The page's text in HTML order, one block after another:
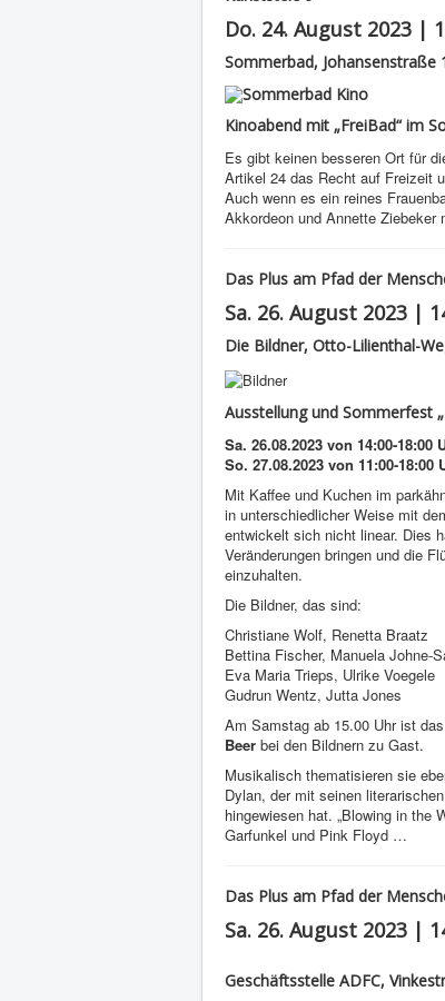
Do. 24. August 2023 |
Sommerbad,
Kinoabend mit „FreiBad“ im
Es gibt keinen besseren Ort für
Artikel 24 das Recht auf Freizeit
Auch wenn es ein reines
Akkordeon und Annette Ziebeker
Das Plus am Pfad der
Sa. 26. August 2023 |
Die Bildner, Otto-Lilienthal-
Ausstellung und Sommerfest
Sa. 26.08.2023 von 14:00-18:00
So. 27.08.2023 von 11:00-18:00
Mit Kaffee und Kuchen im
in unterschiedlicher Weise mit
entwickelt sich nicht linear. Dies
Veränderungen bringen und die
einzuhalten.
Die Bildner, das sind:
Christiane Wolf, Renetta Braatz
Bettina Fischer, Manuela Johne-
Eva Maria Trieps, Ulrike Voegele
Gudrun Wentz, Jutta Jones
Am Samstag ab 15.00 Uhr ist
Beer bei den Bildnern zu Gast.
Musikalisch thematisieren sie
Dylan, der mit seinen
hingewiesen hat. „Blowing in the
Garfunkel und Pink Floyd …
Das Plus am Pfad der
Sa. 26. August 2023 |
Geschäftsstelle ADFC,